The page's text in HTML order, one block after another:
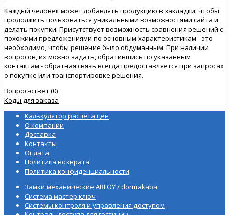
Каждый человек может добавлять продукцию в закладки, чтобы
продолжить пользоваться уникальными возможностями сайта и
делать покупки. Присутствует возможность сравнения решений с
похожими предложениями по основным характеристикам - это
необходимо, чтобы решение было обдуманным. При наличии
вопросов, их можно задать, обратившись по указанным
контактам - обратная связь всегда предоставляется при запросах
о покупке или транспортировке решения.
Вопрос-ответ (0)
Коды для заказа
Калькулятор расчета цен
О компании
Доставка
Контакты
Оплата
Политика возврата
Политика конфиденциальности
Замки механические ABLOY / dormakaba
Система мастер ключ
Системы контроля и управления доступом